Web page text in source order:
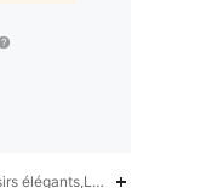
élégants,Lavage à la main,